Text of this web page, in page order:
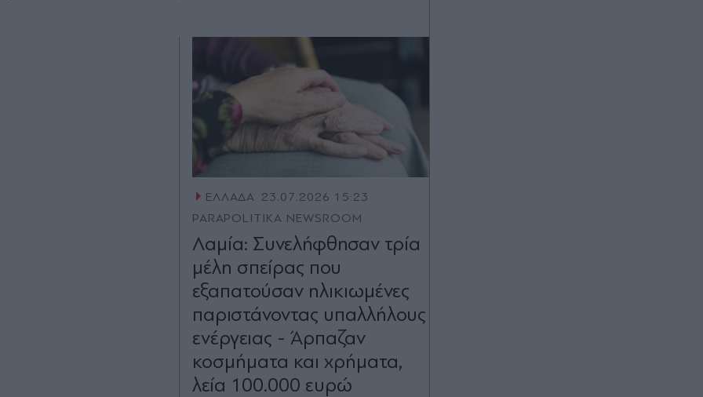
ΕΛΛΑΔΑ 23.07.2026 15:23
PARAPOLITIKA NEWSROOM
Λαμία: Συνελήφθησαν τρία
μέλη σπείρας που
εξαπατούσαν ηλικιωμένες
παριστάνοντας υπαλλήλους
ενέργειας - Άρπαζαν
κοσμήματα και χρήματα,
λεία 100.000 ευρώ